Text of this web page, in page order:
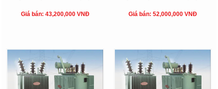
Giá bán: 43,200,000 VNĐ Giá bán: 52,000,000 VNĐ